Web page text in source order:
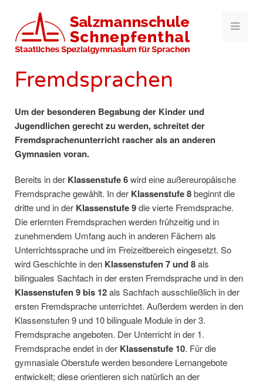
Fremdsprachen
Um der besonderen Begabung der Kinder und
Jugendlichen gerecht zu werden, schreitet der
Fremdsprachenunterricht rascher als an anderen
Gymnasien voran.
Bereits in der Klassenstufe 6wird eine außereuropäische
Fremdsprache gewählt. In der Klassenstufe 8beginnt die
dritte und in der Klassenstufe 9die vierte Fremdsprache.
Die erlernten Fremdsprachen werden frühzeitig und in
zunehmendem Umfang auch in anderen Fächern als
Unterrichtssprache und im Freizeitbereich eingesetzt. So
wird Geschichte in den Klassenstufen 7 und 8als
bilinguales Sachfach in der ersten Fremdsprache und in den
Klassenstufen 9 bis 12als Sachfach ausschließlich in der
ersten Fremdsprache unterrichtet. Außerdem werden in den
Klassenstufen 9 und 10 bilinguale Module in der 3.
Fremdsprache angeboten. Der Unterricht in der 1.
Fremdsprache endet in der Klassenstufe 10. Für die
gymnasiale Oberstufe werden besondere Lernangebote
entwickelt; diese orientieren sich natürlich an der